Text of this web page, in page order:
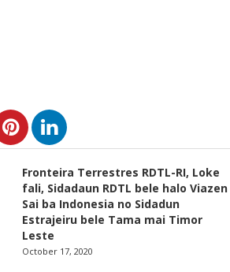
Fronteira Terrestres RDTL-RI, Loke
fali, Sidadaun RDTL bele halo Viazen
Sai ba Indonesia no Sidadun
Estrajeiru bele Tama mai Timor
Leste
October 17, 2020